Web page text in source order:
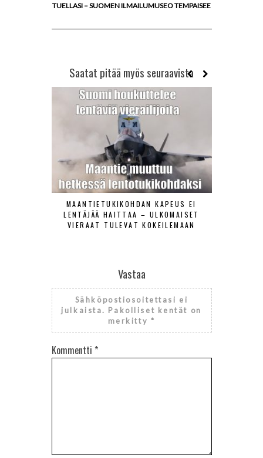
TUELLASI – SUOMEN ILMAILUMUSEO TEMPAISEE
Saatat pitää myös seuraavista
MAANTIETUKIKOHDAN KAPEUS EI
LENTÄJÄÄ HAITTAA – ULKOMAISET
VIERAAT TULEVAT KOKEILEMAAN
Vastaa
Sähköpostiosoitettasi ei
julkaista. Pakolliset kentät on
merkitty *
Kommentti *